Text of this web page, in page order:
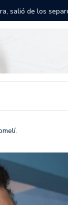
Guadalajara: